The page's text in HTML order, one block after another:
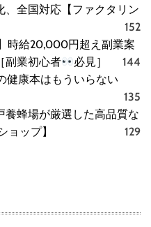
全国対応【ファクタリン
152
時給20,000円超え副業案
副業初心者
必見］
144
健康本はもういらない
135
蜂場が厳選した高品質な
ョップ】
129